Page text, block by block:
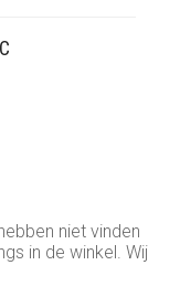
niet vinden
in de winkel. Wij